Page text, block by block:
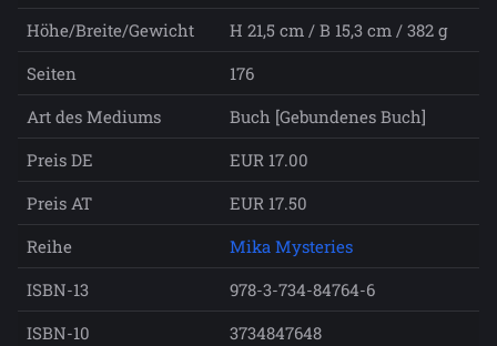
Höhe/Breite/Gewicht
H 21,5 cm / B 15,3 cm / 382 g
Seiten
176
Art des Mediums
Buch [Gebundenes Buch]
Preis DE
EUR 17.00
Preis AT
EUR 17.50
Reihe
Mika Mysteries
ISBN-13
978-3-734-84764-6
ISBN-10
3734847648